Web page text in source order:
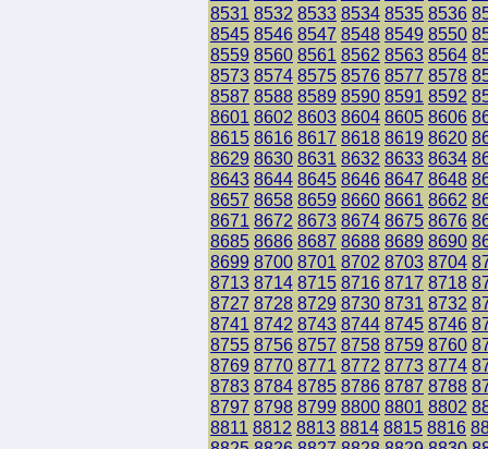
8531 8532 8533 8534 8535 8536
8545 8546 8547 8548 8549 8550
8559 8560 8561 8562 8563 8564
8573 8574 8575 8576 8577 8578
8587 8588 8589 8590 8591 8592
8601 8602 8603 8604 8605 8606
8615 8616 8617 8618 8619 8620
8629 8630 8631 8632 8633 8634
8643 8644 8645 8646 8647 8648
8657 8658 8659 8660 8661 8662
8671 8672 8673 8674 8675 8676
8685 8686 8687 8688 8689 8690
8699 8700 8701 8702 8703 8704
8713 8714 8715 8716 8717 8718
8727 8728 8729 8730 8731 8732
8741 8742 8743 8744 8745 8746
8755 8756 8757 8758 8759 8760
8769 8770 8771 8772 8773 8774
8783 8784 8785 8786 8787 8788
8797 8798 8799 8800 8801 8802
8811 8812 8813 8814 8815 8816